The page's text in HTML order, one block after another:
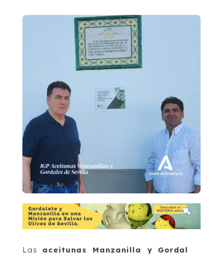
Las aceitunas Manzanilla y Gordal